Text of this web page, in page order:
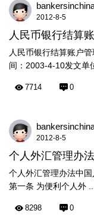
2012-8-5
人民币银行结算
人民币银行结算账户
间：2003-4-10发文单
7714 0
2012-8-5
个人外汇管理办法
个人外汇管理办法中
第一条 为便利个人外 ...
8298 0